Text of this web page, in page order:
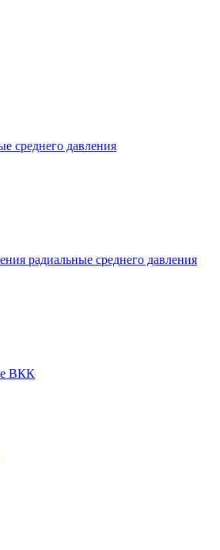
среднего давления
радиальные среднего давления
ВКК